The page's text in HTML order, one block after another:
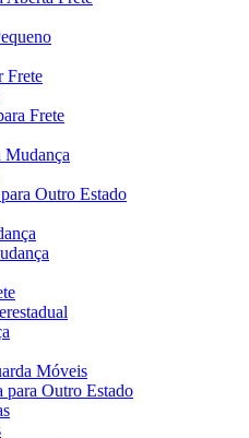
Frete
Frete
Mudança
Outro Estado
Móveis
para Outro Estado